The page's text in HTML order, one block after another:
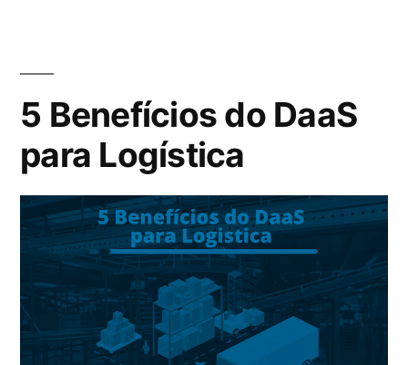
5 Benefícios do DaaS
para Logística